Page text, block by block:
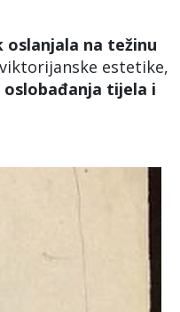
oslanjala na težinu
estetike,
oslobađanja tijela i